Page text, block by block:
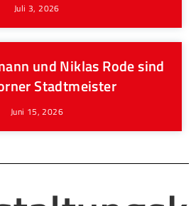
Juli 3, 2026
und Niklas Rode sind
Stadtmeister
Juni 15, 2026